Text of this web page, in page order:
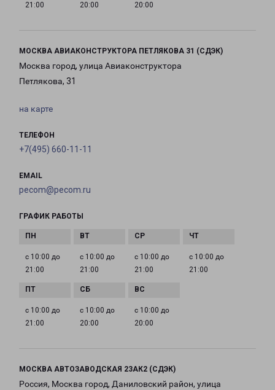
21:00
20:00
20:00
МОСКВА АВИАКОНСТРУКТОРА ПЕТЛЯКОВА 31 (СДЭК)
Москва город, улица Авиаконструктора
Петлякова, 31
на карте
ТЕЛЕФОН
+7(495) 660-11-11
EMAIL
pecom@pecom.ru
ГРАФИК РАБОТЫ
с 10:00 до
21:00
с 10:00 до
21:00
с 10:00 до
21:00
с 10:00 до
21:00
с 10:00 до
21:00
с 10:00 до
20:00
с 10:00 до
20:00
МОСКВА АВТОЗАВОДСКАЯ 23АК2 (СДЭК)
Россия, Москва город, Даниловский район, улица